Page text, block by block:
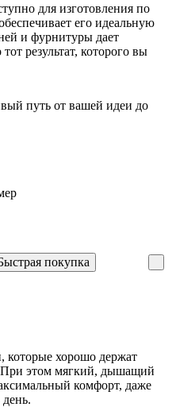
для изготовления по
его идеальную
и фурнитуры дает
результат, которого вы
путь от вашей идеи до
покупка
которые хорошо держат
При этом мягкий, дышащий
комфорт, даже
день.